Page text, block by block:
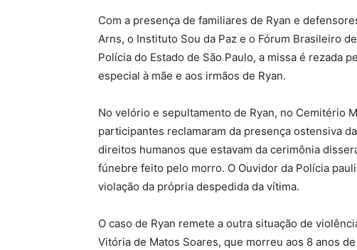
Com a presença de familiares de Ryan e
Arns, o Instituto Sou da Paz e o Fórum Brasileiro
Polícia do Estado de São Paulo, a missa é rezada
especial à mãe e aos irmãos de Ryan.
No velório e sepultamento de Ryan, no Cemitério
participantes reclamaram da presença ostensiva
direitos humanos que estavam da cerimônia
fúnebre feito pelo morro. O Ouvidor da Polícia
violação da própria despedida da vítima.
O caso de Ryan remete a outra situação de
Vitória de Matos Soares, que morreu aos 8 anos